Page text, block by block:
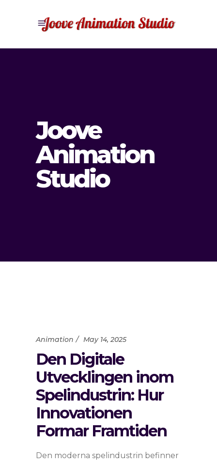
Joove
Animation
Studio
Animation May 14, 2025
Den Digitale
Utvecklingen inom
Spelindustrin: Hur
Innovationen
Formar Framtiden
Den moderna spelindustrin befinner